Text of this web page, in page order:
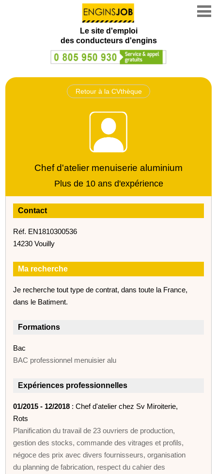
Le site d'emploi
des conducteurs d'engins
Retour à la CVthèque
Chef d'atelier menuiserie aluminium
Plus de 10 ans d'expérience
Contact
Réf. EN1810300536
14230 Vouilly
Ma recherche
Je recherche tout type de contrat, dans toute la France,
dans le Batiment.
Formations
Bac
BAC professionnel menuisier alu
Expériences professionnelles
01/2015 - 12/2018 : Chef d'atelier chez Sv Miroiterie,
Rots
Planification du travail de 23 ouvriers de production,
gestion des stocks, commande des vitrages et profils,
négoce des prix avec divers fournisseurs, organisation
du planning de fabrication, respect du cahier des